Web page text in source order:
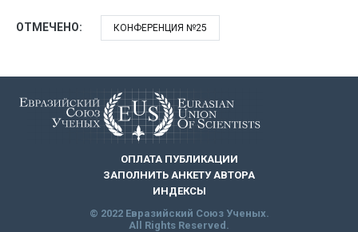
ОТМЕЧЕНО: КОНФЕРЕНЦИЯ №25
ОПЛАТА ПУБЛИКАЦИИ
ЗАПОЛНИТЬ АНКЕТУ АВТОРА
ИНДЕКСЫ
© 2022 Евразийский Союз Ученых.
All Rights Reserved.